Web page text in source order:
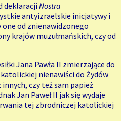
deklaracjiNostra
antyizraelskie inicjatywy i
one od znienawidzonego
krajów muzułmańskich, czy od
Jana Pawła II zmierzające do
nienawiści do Żydów
czy też sam papież
Jan Paweł II jak się wydaje
tej zbrodniczej katolickiej